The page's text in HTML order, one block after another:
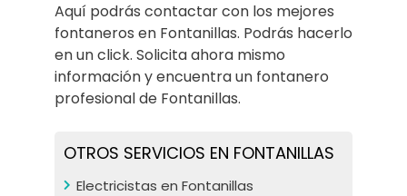
Aquí podrás contactar con los mejores
fontaneros en Fontanillas. Podrás hacerlo
en un click. Solicita ahora mismo
información y encuentra un fontanero
profesional de Fontanillas.
OTROS SERVICIOS EN FONTANILLAS
Electricistas en Fontanillas